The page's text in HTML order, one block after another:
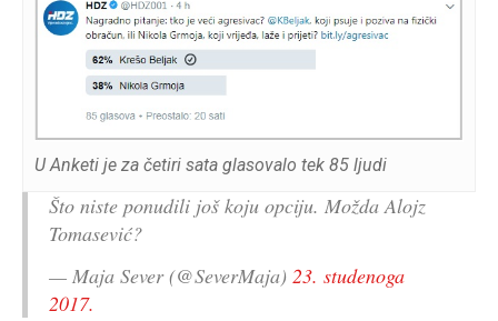
U Anketi je za četiri sata glasovalo tek 85 ljudi
Što niste ponudili još koju opciju. Možda Alojz
Tomasević?
— Maja Sever (@SeverMaja) 23. studenoga
2017.